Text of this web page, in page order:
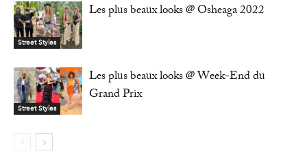
Street Styles
Les plus beaux looks @ Osheaga 2022
Street Styles
Les plus beaux looks @ Week-End du
Grand Prix